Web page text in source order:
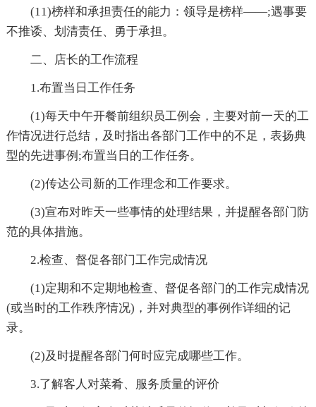
(11)榜样和承担责任的能力：领导是榜样——;遇事要
不推诿、划清责任、勇于承担。
二、店长的工作流程
1.布置当日工作任务
(1)每天中午开餐前组织员工例会，主要对前一天的工
作情况进行总结，及时指出各部门工作中的不足，表扬典
型的先进事例;布置当日的工作任务。
(2)传达公司新的工作理念和工作要求。
(3)宣布对昨天一些事情的处理结果，并提醒各部门防
范的具体措施。
2.检查、督促各部门工作完成情况
(1)定期和不定期地检查、督促各部门的工作完成情况
(或当时的工作秩序情况)，并对典型的事例作详细的记
录。
(2)及时提醒各部门何时应完成哪些工作。
3.了解客人对菜肴、服务质量的评价